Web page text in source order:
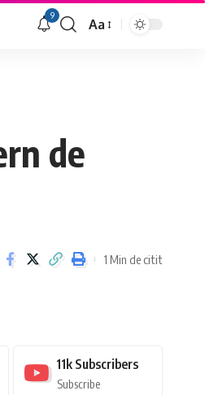
9
Font
Aa
de
1 Min de citit
11k Subscribers
Subscribe